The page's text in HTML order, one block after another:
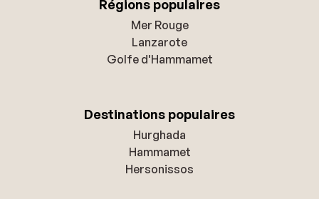
Régions populaires
Mer Rouge
Lanzarote
Golfe d'Hammamet
Destinations populaires
Hurghada
Hammamet
Hersonissos